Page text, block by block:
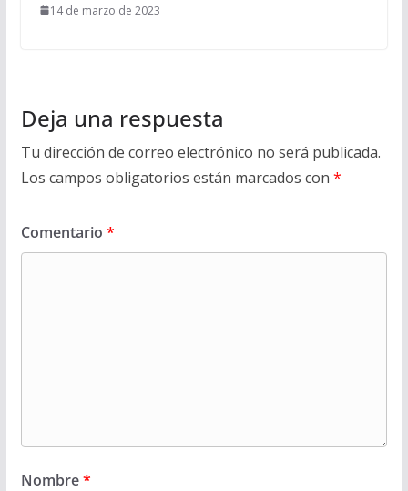
14 de marzo de 2023
Deja una respuesta
Tu dirección de correo electrónico no será publicada.
Los campos obligatorios están marcados con *
Comentario *
Nombre*